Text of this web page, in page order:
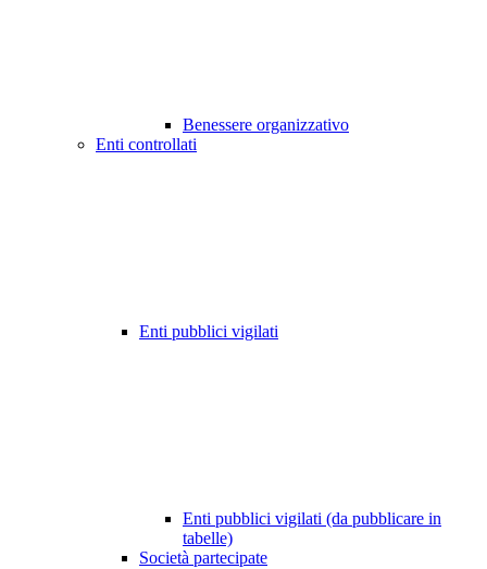
Benessere organizzativo
Enti controllati
Enti pubblici vigilati
Enti pubblici vigilati (da pubblicare in
tabelle)
Società partecipate